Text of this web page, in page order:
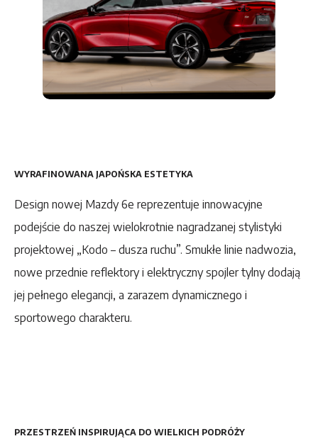
WYRAFINOWANA JAPOŃSKA ESTETYKA
Design nowej Mazdy 6e reprezentuje innowacyjne
podejście do naszej wielokrotnie nagradzanej stylistyki
projektowej „Kodo – dusza ruchu”. Smukłe linie nadwozia,
nowe przednie reflektory i elektryczny spojler tylny dodają
jej pełnego elegancji, a zarazem dynamicznego i
sportowego charakteru.
PRZESTRZEŃ INSPIRUJĄCA DO WIELKICH PODRÓŻY